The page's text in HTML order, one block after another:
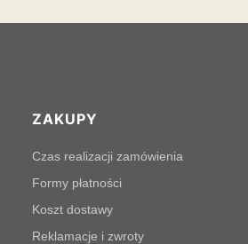
Linki w stopce
ZAKUPY
Czas realizacji zamówienia
Formy płatności
Koszt dostawy
Reklamacje i zwroty